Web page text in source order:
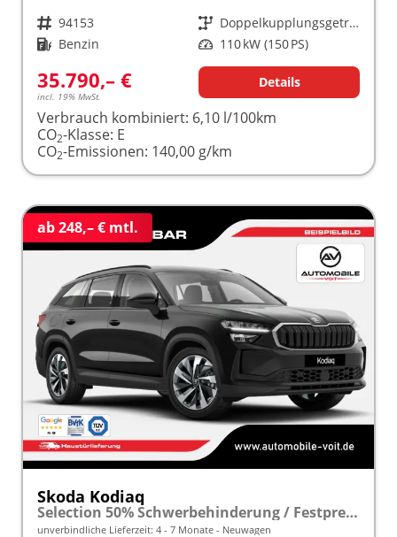
Fahrzeugnr. 94153 Getriebe
Doppelkupplungsgetriebe (DSG)
Kraftstoff Benzin Leistung 110 kW (150 PS)
35.790,– €
incl. 19% MwSt.
Details
Verbrauch kombiniert: 6,10 l/100km
CO2-Klasse: E
CO2-Emissionen: 140,00 g/km
ab 248,– € mtl.
Skoda Kodiaq
Selection 50% Schwerbehinderung / Festpreisgarantie* Modelljahr 2.0 TDI 150PS DSG "Sonderangebot bei Schwerbehinderung" frei konfigurierbar!
unverbindliche Lieferzeit: 4 - 7 Monate Neuwagen